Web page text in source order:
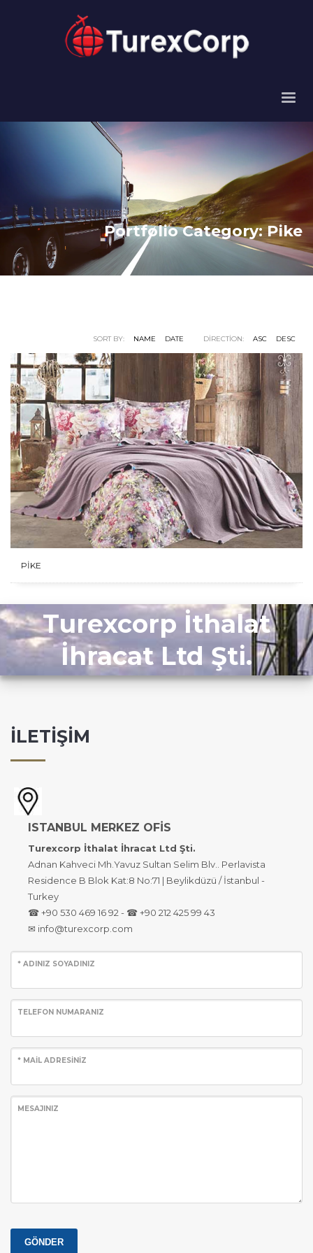
Portfolio Category:Pike
SORT BY: NAME DATE DIRECTION: ASC DESC
PİKE
Turexcorp İthalat
İhracat Ltd Şti.
İLETİŞİM
ISTANBUL MERKEZ OFİS
Turexcorp İthalat İhracat Ltd Şti.
Adnan Kahveci Mh.Yavuz Sultan Selim Blv.. Perlavista
Residence B Blok Kat:8 No:71 | Beylikdüzü / İstanbul -
Turkey
☎ +90 530 469 16 92 - ☎ +90 212 425 99 43
✉ info@turexcorp.com
* ADINIZ SOYADINIZ
TELEFON NUMARANIZ
* MAİL ADRESİNİZ
MESAJINIZ
GÖNDER